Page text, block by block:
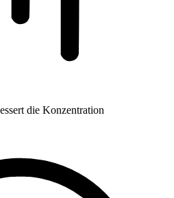
die Konzentration